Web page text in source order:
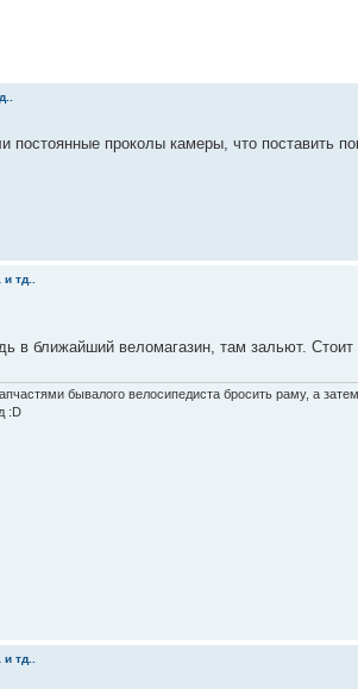
постоянные проколы камеры, что поставить
тд..
в ближайший веломагазин, там зальют.
бывалого велосипедиста бросить раму, а
:D
тд..